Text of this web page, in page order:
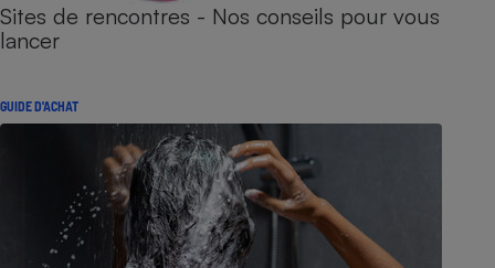
Sites de rencontres - Nos conseils pour vous
lancer
GUIDE D'ACHAT